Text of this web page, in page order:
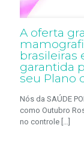
A oferta
brasileiras
garantida
seu Plano
Nós da SAÚDE
como Outubro
no controle […]